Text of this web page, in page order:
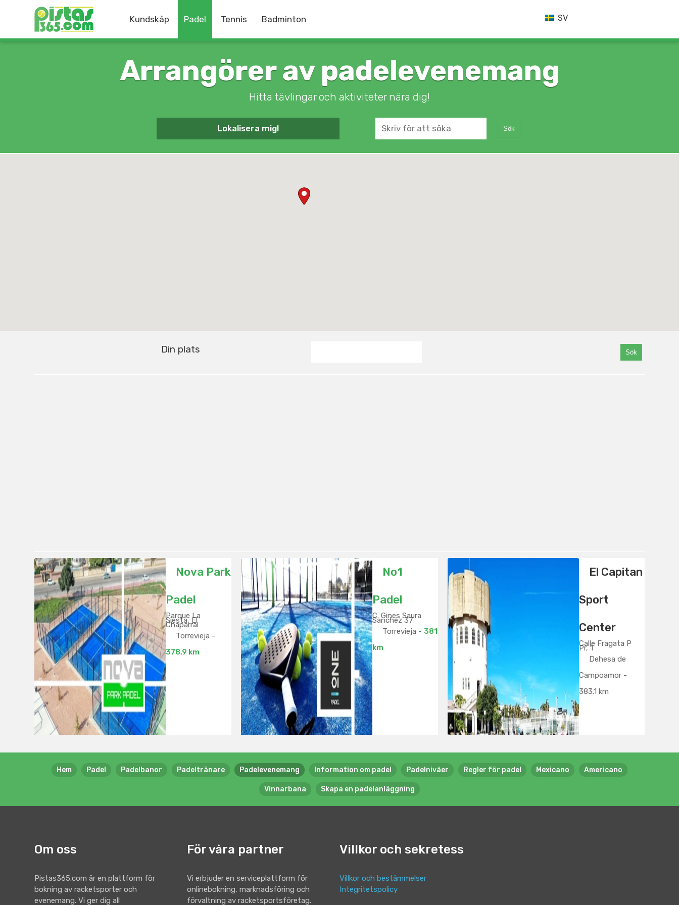
Kundskåp Padel Tennis Badminton SV
Arrangörer av padelevenemang
Hitta tävlingar och aktiviteter nära dig!
Lokalisera mig!
Din plats
Nova Park
Padel
Parque La
Siesta, El
Chaparral
Torrevieja -
378.9 km
No1
Padel
C. Gines Saura
Sanchez 37
Torrevieja - 381
km
El Capitan
Sport
Center
Calle Fragata P
Pr, 1
Dehesa de
Campoamor -
383.1 km
Hem Padel Padelbanor Padeltränare Padelevenemang Information om padel Padelnivåer Regler för padel Mexicano Americano
Vinnarbana Skapa en padelanläggning
Om oss
Pistas365.com är en plattform för
bokning av racketsporter och
evenemang. Vi ger dig all
För våra partner
Vi erbjuder en serviceplattform för
onlinebokning, marknadsföring och
förvaltning av racketsportsföretag.
Villkor och sekretess
Villkor och bestämmelser
Integritetspolicy